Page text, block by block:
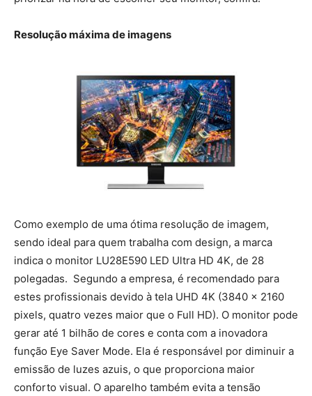
Resolução máxima de imagens
Como exemplo de uma ótima resolução de imagem,
sendo ideal para quem trabalha com design, a marca
indica o monitor LU28E590 LED Ultra HD 4K, de 28
polegadas. Segundo a empresa, é recomendado para
estes profissionais devido à tela UHD 4K (3840 x 2160
pixels, quatro vezes maior que o Full HD). O monitor pode
gerar até 1 bilhão de cores e conta com a inovadora
função Eye Saver Mode. Ela é responsável por diminuir a
emissão de luzes azuis, o que proporciona maior
conforto visual. O aparelho também evita a tensão